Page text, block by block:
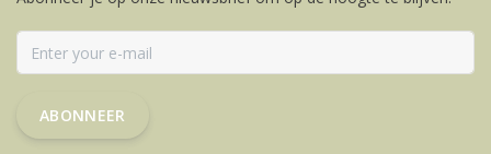
ABONNEER